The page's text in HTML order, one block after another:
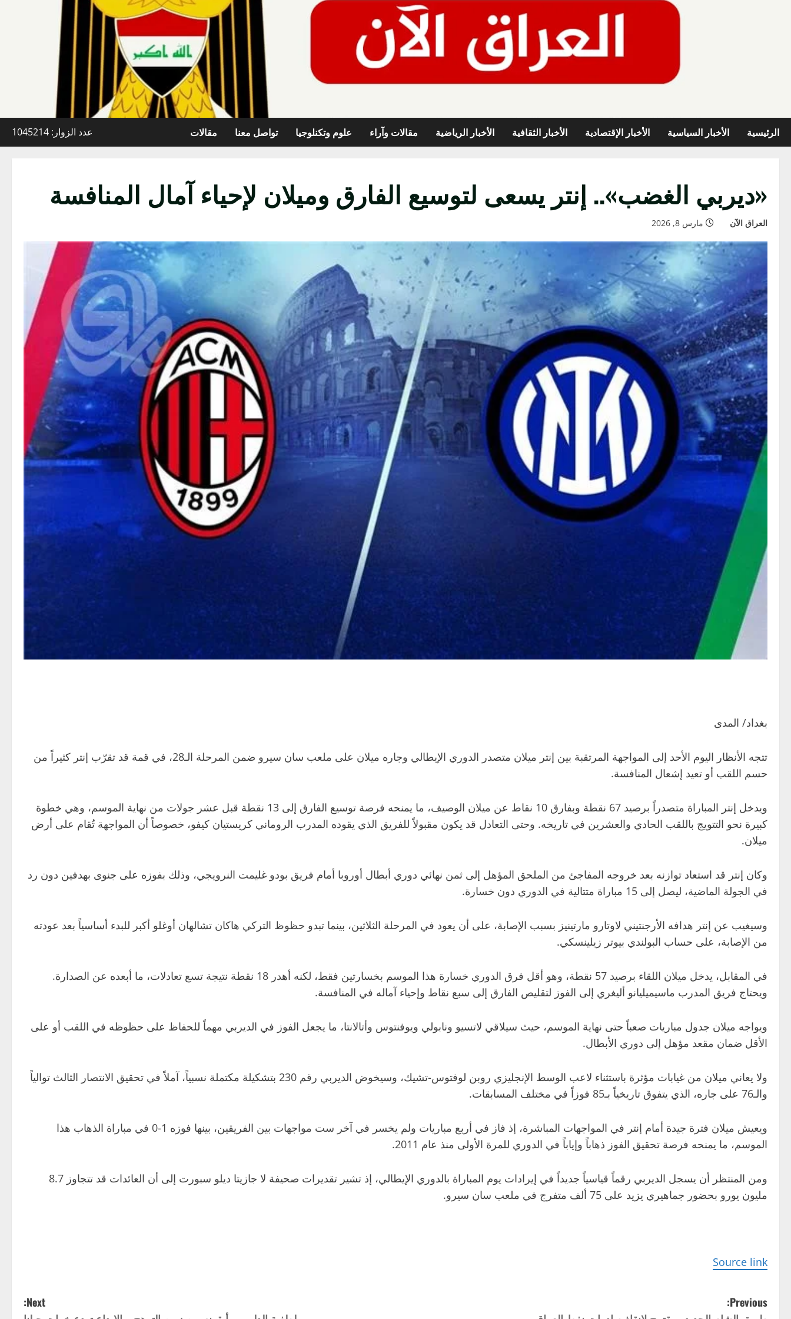
الرئيسية الأخبار السياسية الأخبار الإقتصادية الأخبار الثقافية الأخبار الرياضية مقالات وآراء علوم وتكنلوجيا تواصل معنا مقالات عدد الزوار: 1045214
«ديربي الغضب».. إنتر يسعى لتوسيع الفارق وميلان لإحياء آمال المنافسة
العراق الآن مارس 8, 2026
بغداد/ المدى
تتجه الأنظار اليوم الأحد إلى المواجهة المرتقبة بين إنتر ميلان متصدر الدوري الإيطالي وجاره ميلان على ملعب سان سيرو
ضمن المرحلة الـ28، في قمة قد تقرّب إنتر كثيراً من
حسم اللقب أو تعيد إشعال المنافسة.
ويدخل إنتر المباراة متصدراً برصيد 67 نقطة وبفارق 10 نقاط عن ميلان الوصيف، ما يمنحه فرصة توسيع الفارق إلى 13 نقطة قبل عشر جولات من نهاية الموسم، وهي خطوة
كبيرة نحو التتويج باللقب الحادي والعشرين في تاريخه. وحتى التعادل قد يكون مقبولاً للفريق الذي يقوده المدرب الروماني كريستيان كيفو، خصوصاً أن المواجهة تُقام على أرض
ميلان.
وكان إنتر قد استعاد توازنه بعد خروجه المفاجئ من الملحق المؤهل إلى ثمن نهائي دوري أبطال أوروبا أمام فريق بودو غليمت النرويجي، وذلك بفوزه على جنوى بهدفين دون رد
في الجولة الماضية، ليصل إلى 15 مباراة متتالية في الدوري دون خسارة.
وسيغيب عن إنتر هدافه الأرجنتيني لاوتارو مارتينيز بسبب الإصابة، على أن يعود في المرحلة الثلاثين، بينما تبدو حظوظ التركي هاكان تشالهان أوغلو أكبر للبدء أساسياً بعد عودته
من الإصابة، على حساب البولندي بيوتر زيلينسكي.
في المقابل، يدخل ميلان اللقاء برصيد 57 نقطة، وهو أقل فرق الدوري خسارة هذا الموسم بخسارتين فقط، لكنه أهدر 18 نقطة نتيجة تسع تعادلات، ما أبعده عن الصدارة.
ويحتاج فريق المدرب ماسيميليانو أليغري إلى الفوز لتقليص الفارق إلى سبع نقاط وإحياء آماله في المنافسة.
ويواجه ميلان جدول مباريات صعباً حتى نهاية الموسم، حيث سيلاقي لاتسيو ونابولي ويوفنتوس وأتالانتا، ما يجعل الفوز في الديربي مهماً للحفاظ على حظوظه في اللقب أو على
الأقل ضمان مقعد مؤهل إلى دوري الأبطال.
ولا يعاني ميلان من غيابات مؤثرة باستثناء لاعب الوسط الإنجليزي روبن لوفتوس-تشيك
، وسيخوض الديربي رقم 230 بتشكيلة مكتملة نسبياً، آملاً في تحقيق الانتصار الثالث توالياً
والـ76 على جاره، الذي يتفوق تاريخياً بـ85 فوزاً في مختلف المسابقات.
ويعيش ميلان فترة جيدة أمام إنتر في المواجهات المباشرة، إذ فاز في أربع مباريات ولم يخسر في آخر ست مواجهات بين الفريقين، بينها فوزه 1-0 في مباراة الذهاب هذا
الموسم، ما يمنحه فرصة تحقيق الفوز ذهاباً وإياباً في الدوري للمرة الأولى منذ عام 2011.
ومن المنتظر أن يسجل الديربي رقماً قياسياً جديداً في إيرادات يوم المباراة بالدوري الإيطالي، إذ تشير تقديرات صحيفة لا جازيتا ديلو سبورت
إلى أن العائدات قد تتجاوز 8.7
مليون يورو بحضور جماهيري يزيد على 75 ألف متفرج في ملعب سان سيرو.
Source link
P
Previous:
Next: